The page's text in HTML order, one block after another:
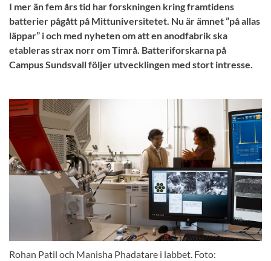
I mer än fem års tid har forskningen kring framtidens
batterier pågått på Mittuniversitetet. Nu är ämnet ”på allas
läppar” i och med nyheten om att en anodfabrik ska
etableras strax norr om Timrå. Batteriforskarna på
Campus Sundsvall följer utvecklingen med stort intresse.
Rohan Patil och Manisha Phadatare i labbet. Foto: